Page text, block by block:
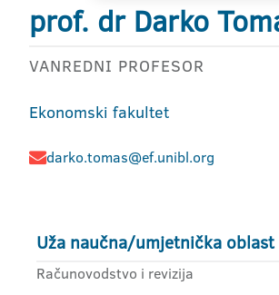
prof. dr Darko
VANREDNI PROFESOR
Ekonomski fakultet
darko.tomas@ef.unibl.org
Uža naučna/umjetnička oblast
Računovodstvo i revizija